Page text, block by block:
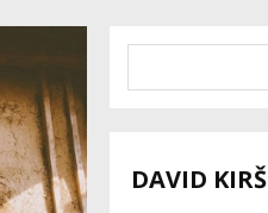
DAVID KIRŠ